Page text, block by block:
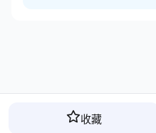
收藏